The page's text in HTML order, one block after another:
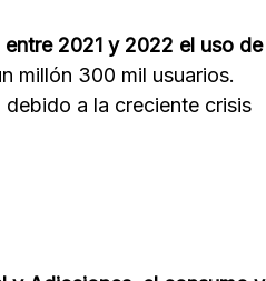
2021 y 2022 el uso de
millón 300 mil usuarios.
a la creciente crisis